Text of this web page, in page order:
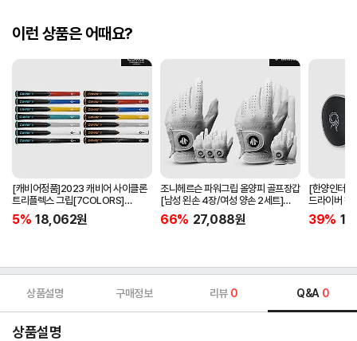
이런 상품은 어때요?
[캐비어정품]2023 캐비어 사이클론
트리플렉스 그립[7COLORS]
[라운드][39g/42g/46g/50g]
[R/S 토크]
5% 18,062원
조니헤르슨 파워그립 올양피 골프장갑
[남성 왼손 4장/여성 양손 2세트]
[화이트][케이스포함]
66% 27,088원
[한양인터
드라이버 헤
[HD-302]
39%
상품설명 구매정보 리뷰 0 Q&A 0
상품설명